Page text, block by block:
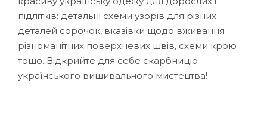
підлітків: детальні схеми узорів для різних
деталей сорочок, вказівки щодо вживання
різноманітних поверхневих швів, схеми крою
тощо. Відкрийте для себе скарбницю
українського вишивального мистецтва!